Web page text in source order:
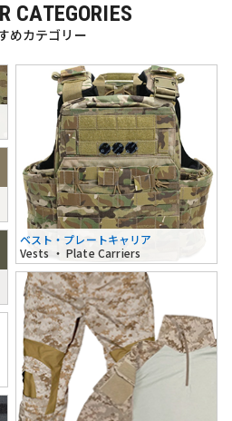
CATEGORIES
めカテゴリー
ベスト・プレートキャリア
Vests ・ Plate Carriers